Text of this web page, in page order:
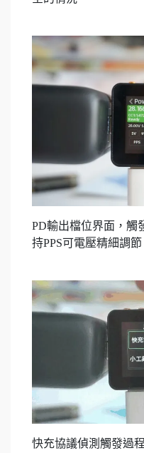
PD輸出檔位界面，觸
持PPS可電壓精細調
快充協議偵測觸發過